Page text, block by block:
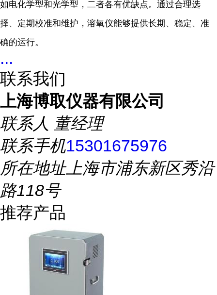
如电化学型和光学型，二者各有优缺点。通过合理选
择、定期校准和维护，溶氧仪能够提供长期、稳定、准
确的运行。
...
联系我们
上海博取仪器有限公司
联系人 董经理
联系手机15301675976
所在地址上海市浦东新区秀沿
路118号
推荐产品